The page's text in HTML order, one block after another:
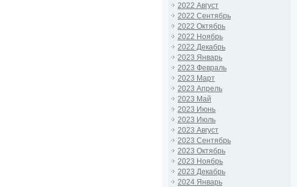
2022 Август
2022 Сентябрь
2022 Октябрь
2022 Ноябрь
2022 Декабрь
2023 Январь
2023 Февраль
2023 Март
2023 Апрель
2023 Май
2023 Июнь
2023 Июль
2023 Август
2023 Сентябрь
2023 Октябрь
2023 Ноябрь
2023 Декабрь
2024 Январь